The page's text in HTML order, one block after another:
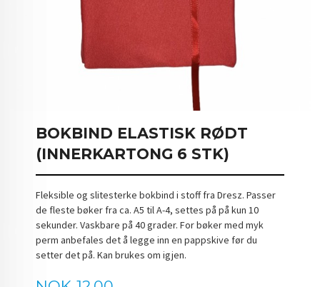
BOKBIND ELASTISK RØDT
(INNERKARTONG 6 STK)
Fleksible og slitesterke bokbind i stoff fra Dresz. Passer
de fleste bøker fra ca. A5 til A-4, settes på på kun 10
sekunder. Vaskbare på 40 grader. For bøker med myk
perm anbefales det å legge inn en pappskive før du
setter det på. Kan brukes om igjen.